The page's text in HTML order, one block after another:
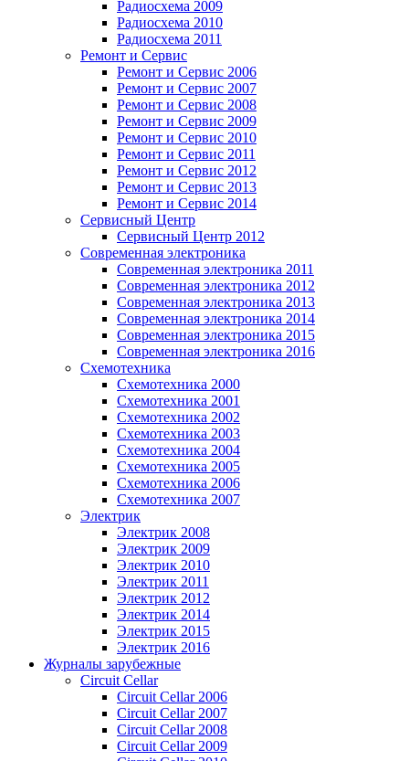
Радиосхема 2009
Радиосхема 2010
Радиосхема 2011
Ремонт и Сервис
Ремонт и Сервис 2006
Ремонт и Сервис 2007
Ремонт и Сервис 2008
Ремонт и Сервис 2009
Ремонт и Сервис 2010
Ремонт и Сервис 2011
Ремонт и Сервис 2012
Ремонт и Сервис 2013
Ремонт и Сервис 2014
Сервисный Центр
Сервисный Центр 2012
Современная электроника
Современная электроника 2011
Современная электроника 2012
Современная электроника 2013
Современная электроника 2014
Современная электроника 2015
Современная электроника 2016
Схемотехника
Схемотехника 2000
Схемотехника 2001
Схемотехника 2002
Схемотехника 2003
Схемотехника 2004
Схемотехника 2005
Схемотехника 2006
Схемотехника 2007
Электрик
Электрик 2008
Электрик 2009
Электрик 2010
Электрик 2011
Электрик 2012
Электрик 2014
Электрик 2015
Электрик 2016
Журналы зарубежные
Circuit Cellar
Circuit Cellar 2006
Circuit Cellar 2007
Circuit Cellar 2008
Circuit Cellar 2009